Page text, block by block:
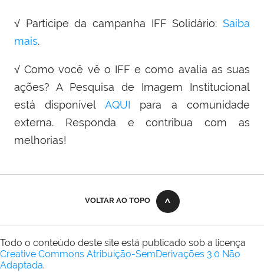
√ Participe da campanha IFF Solidário: Saiba
mais.
√ Como você vê o IFF e como avalia as suas
ações? A Pesquisa de Imagem Institucional
está disponível AQUI para a comunidade
externa. Responda e contribua com as
melhorias!
VOLTAR AO TOPO
Todo o conteúdo deste site está publicado sob a licença
Creative Commons Atribuição-SemDerivações 3.0 Não
Adaptada.